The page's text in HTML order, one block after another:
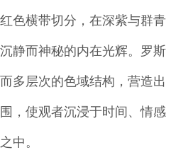
色横带切分，在深紫与群青
静而神秘的内在光辉。罗斯
多层次的色域结构，营造出
，使观者沉浸于时间、情感
中。